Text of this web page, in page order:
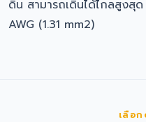
ดิน สามารถเดินได้ไกลสูงสุ
AWG (1.31 mm2)
เลือ